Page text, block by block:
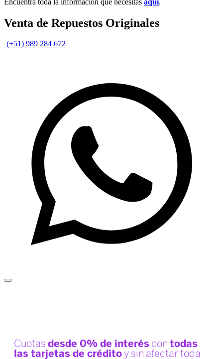
Venta de Repuestos Originales
(+51) 989 284 672